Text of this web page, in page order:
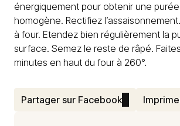
énergiquement pour obtenir une
homogène. Rectifiez
à four. Etendez bien régulièrement la
surface. Semez le reste de râpé.
minutes en haut du four à 260°.
Partager sur Facebook